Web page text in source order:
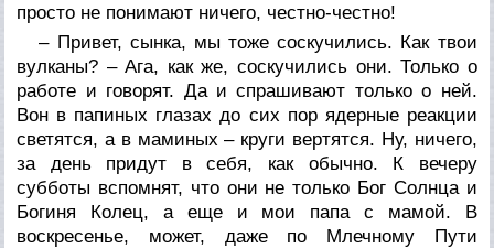
просто не понимают ничего, честно-честно!
– Привет, сынка, мы тоже соскучились. Как твои
вулканы? – Ага, как же, соскучились они. Только о
работе и говорят. Да и спрашивают только о ней.
Вон в папиных глазах до сих пор ядерные реакции
светятся, а в маминых – круги вертятся. Ну, ничего,
за день придут в себя, как обычно. К вечеру
субботы вспомнят, что они не только Бог Солнца и
Богиня Колец, а еще и мои папа с мамой. В
воскресенье, может, даже по Млечному Пути